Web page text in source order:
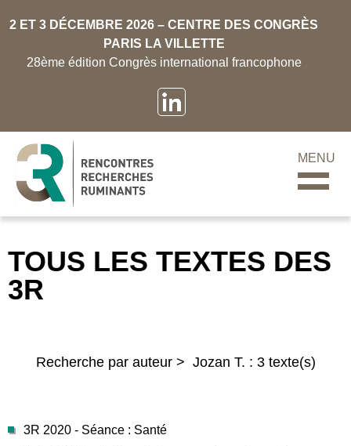
2 ET 3 DÉCEMBRE 2026 – CENTRE DES CONGRÈS
PARIS LA VILLETTE
28ème édition Congrès international francophone
MENU
TOUS LES TEXTES DES
3R
Recherche par auteur > Jozan T. : 3 texte(s)
3R 2020 - Séance : Santé